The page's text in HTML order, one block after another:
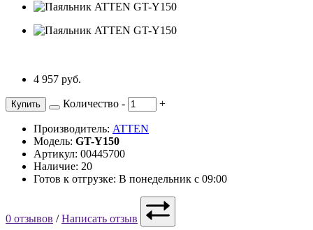
4 957 руб.
Купить Количество - +
Производитель: ATTEN
Модель: GT-Y150
Артикул: 00445700
Наличие: 20
Готов к отгрузке: В понедельник с 09:00
0 отзывов /Написать отзыв